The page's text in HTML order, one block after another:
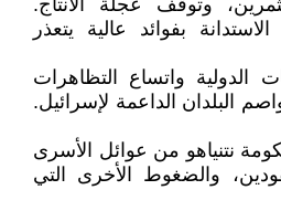
وتوقف عجلة الانتاج.
بفوائد عالية يتعذر
الدولية واتساع التظاهرات
البلدان الداعمة لإسرائيل.
نتنياهو من عوائل الأسرى
والضغوط الأخرى التي